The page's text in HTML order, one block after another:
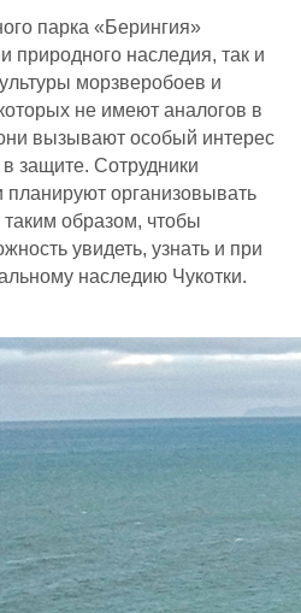
парка «Берингия»
природного наследия, так и
морзверобоев и
не имеют аналогов в
вызывают особый интерес
защите. Сотрудники
организовывать
образом, чтобы
увидеть, узнать и при
наследию Чукотки.